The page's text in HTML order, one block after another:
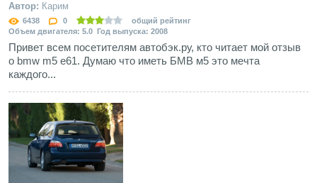
Автор: Карим
6438 0
общий рейтинг
Объем двигателя: 5.0 Год выпуска: 2008
Привет всем посетителям автобэк.ру, кто читает мой отзыв
о bmw m5 e61. Думаю что иметь БМВ м5 это мечта
каждого...